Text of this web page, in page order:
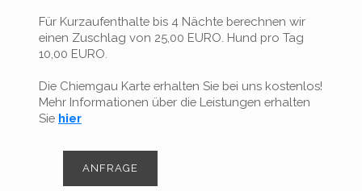
Für Kurzaufenthalte bis 4 Nächte berechnen wir
einen Zuschlag von 25,00 EURO. Hund pro Tag
10,00 EURO.
Die Chiemgau Karte erhalten Sie bei uns kostenlos!
Mehr Informationen über die Leistungen erhalten
Sie hier
ANFRAGE